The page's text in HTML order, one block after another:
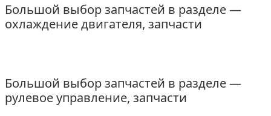
Большой выбор запчастей в разделе —
охлаждение двигателя, запчасти
Большой выбор запчастей в разделе —
рулевое управление, запчасти